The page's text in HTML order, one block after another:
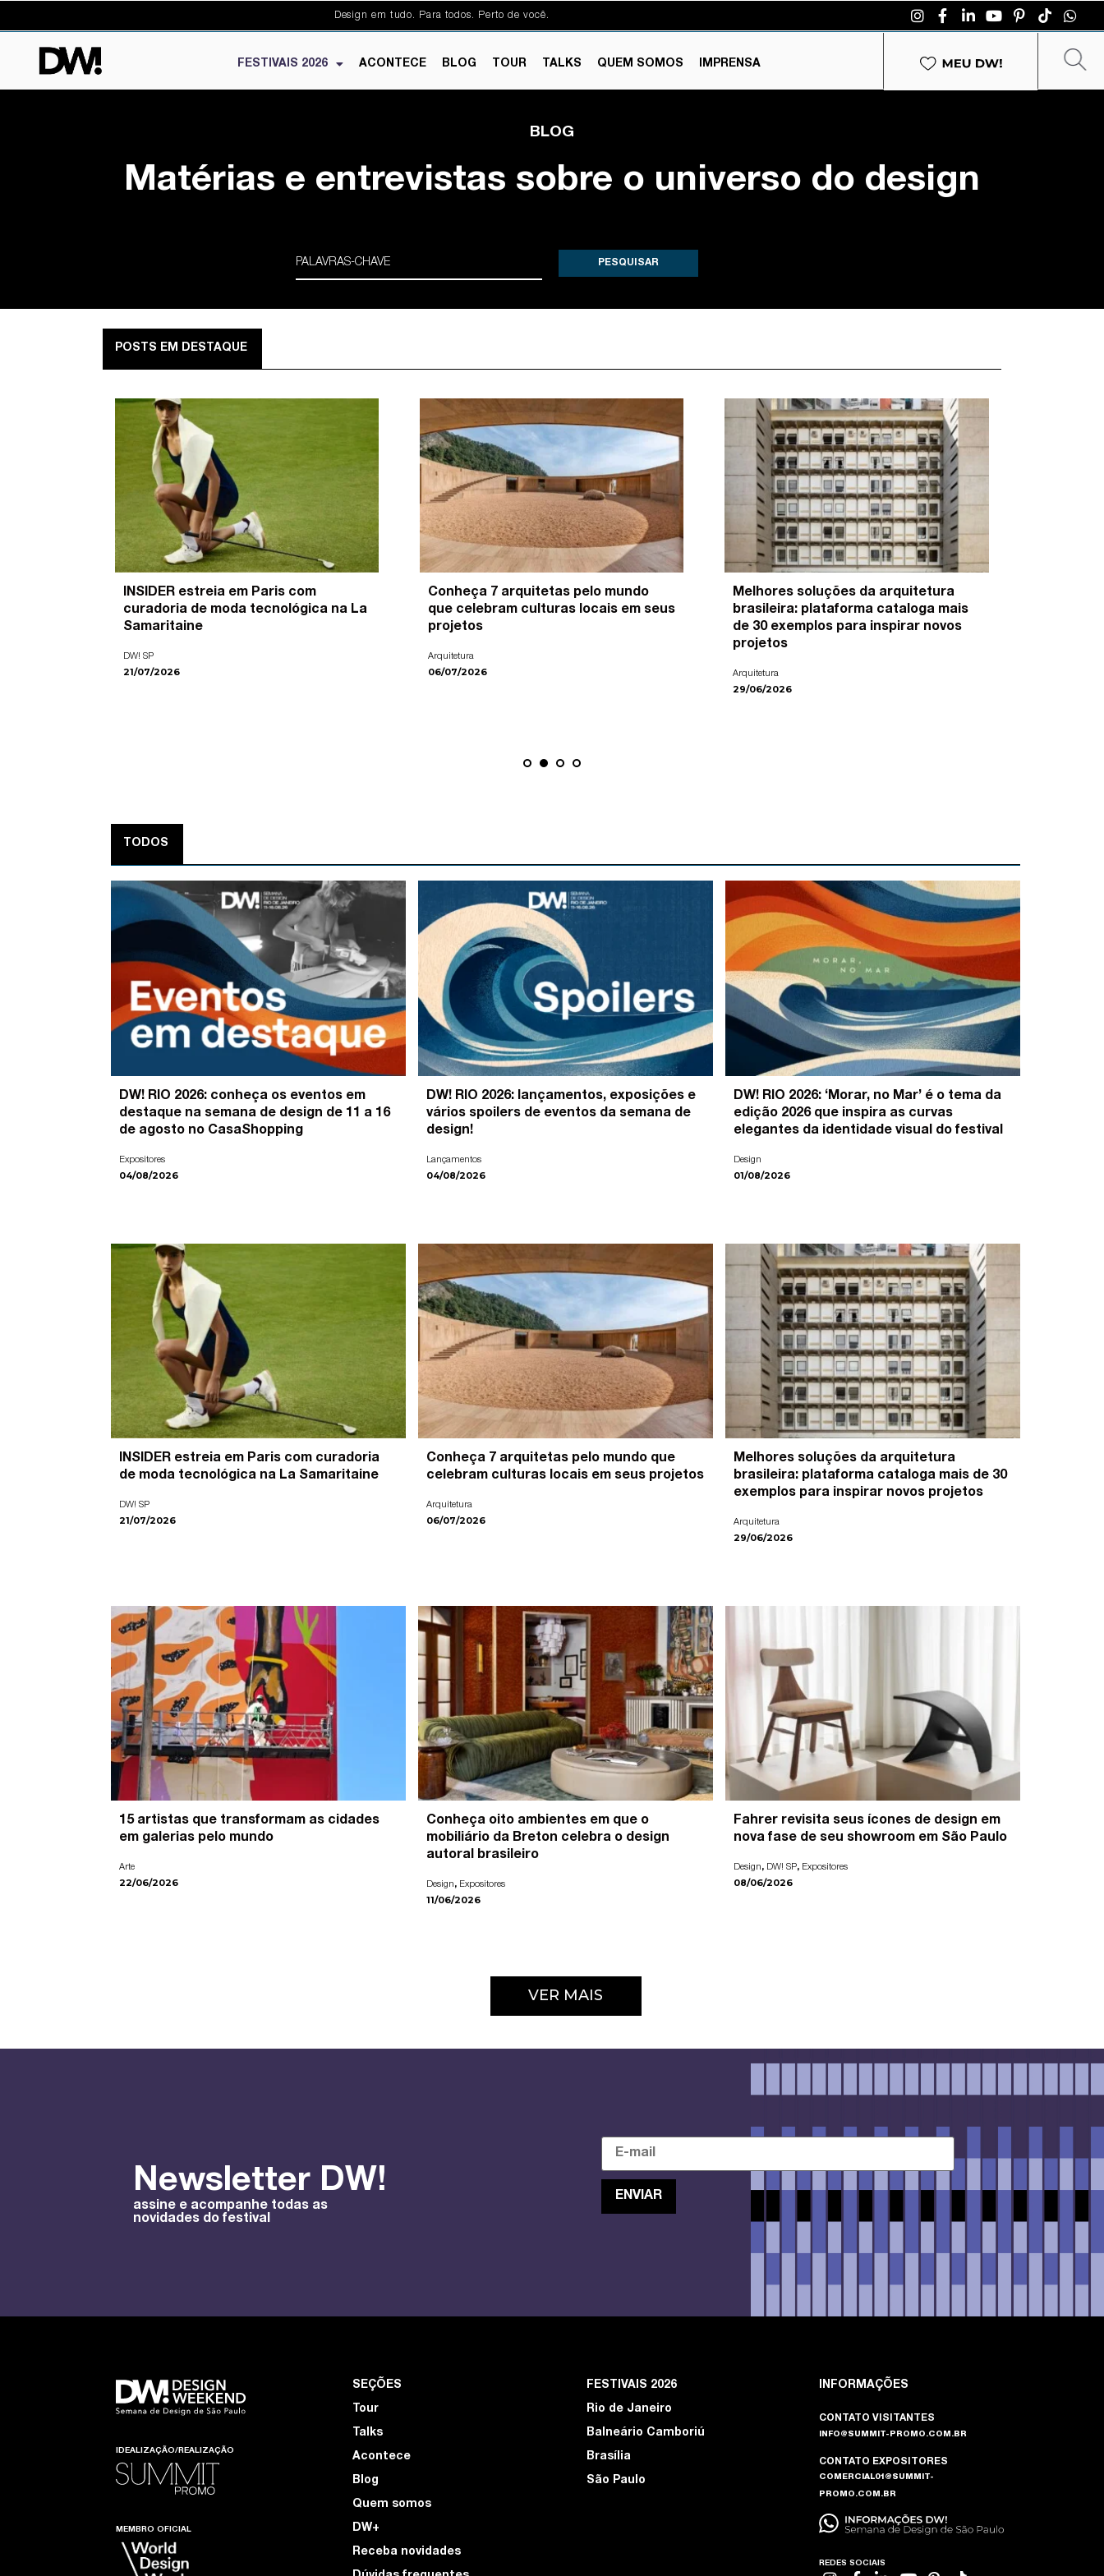
Design em tudo. Para todos. Perto de você.
FESTIVAIS 2026 ACONTECE BLOG TOUR TALKS QUEM SOMOS IMPRENSA
BLOG
Matérias e entrevistas sobre o universo do design
PESQUISAR
POSTS EM DESTAQUE
INSIDER estreia em Paris com
curadoria de moda tecnológica na La
Samaritaine
DW! SP
21/07/2026
Conheça 7 arquitetas pelo mundo
que celebram culturas locais em seus
projetos
Arquitetura
06/07/2026
Melhores soluções da arquitetura
brasileira: plataforma cataloga mais
de 30 exemplos para inspirar novos
projetos
Arquitetura
29/06/2026
TODOS
DW! RIO 2026: conheça os eventos em
destaque na semana de design de 11 a 16
de agosto no CasaShopping
Expositores
04/08/2026
DW! RIO 2026: lançamentos, exposições e
vários spoilers de eventos da semana de
design!
Lançamentos
04/08/2026
DW! RIO 2026: ‘Morar, no Mar’ é o tema da
edição 2026 que inspira as curvas
elegantes da identidade visual do festival
Design
01/08/2026
INSIDER estreia em Paris com curadoria
de moda tecnológica na La Samaritaine
DW! SP
21/07/2026
Conheça 7 arquitetas pelo mundo que
celebram culturas locais em seus projetos
Arquitetura
06/07/2026
Melhores soluções da arquitetura
brasileira: plataforma cataloga mais de 30
exemplos para inspirar novos projetos
Arquitetura
29/06/2026
15 artistas que transformam as cidades
em galerias pelo mundo
Arte
22/06/2026
Conheça oito ambientes em que o
mobiliário da Breton celebra o design
autoral brasileiro
Design, Expositores
11/06/2026
Fahrer revisita seus ícones de design em
nova fase de seu showroom em São Paulo
Design, DW! SP, Expositores
08/06/2026
VER MAIS
Newsletter DW!
assine e acompanhe todas as
novidades do festival
IDEALIZAÇÃO/REALIZAÇÃO
MEMBRO OFICIAL
SEÇÕES
Tour
Talks
Acontece
Blog
Quem somos
DW+
Receba novidades
FESTIVAIS 2026
Rio de Janeiro
Balneário Camboriú
Brasília
São Paulo
INFORMAÇÕES
CONTATO VISITANTES
INFO@SUMMIT-PROMO.COM.BR
CONTATO EXPOSITORES
COMERCIAL01@SUMMIT-
PROMO.COM.BR
REDES SOCIAIS